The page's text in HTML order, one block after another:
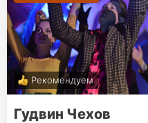
Рекомендуем
Гудвин Чехов